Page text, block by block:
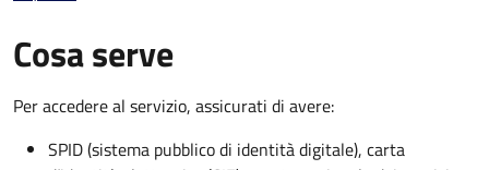
Cosa serve
Per accedere al servizio, assicurati di avere:
SPID (sistema pubblico di identità digitale), carta